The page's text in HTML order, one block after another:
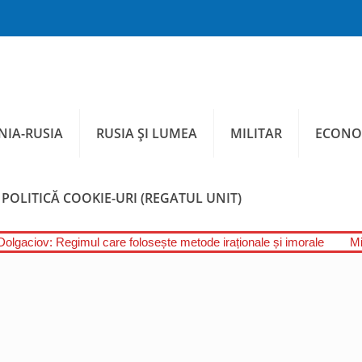
RUSIA RUSIA ȘI LUMEA MILITAR
POLITICĂ COOKIE-URI (REGATUL UNIT)
Regimul care folosește metode iraționale și imorale